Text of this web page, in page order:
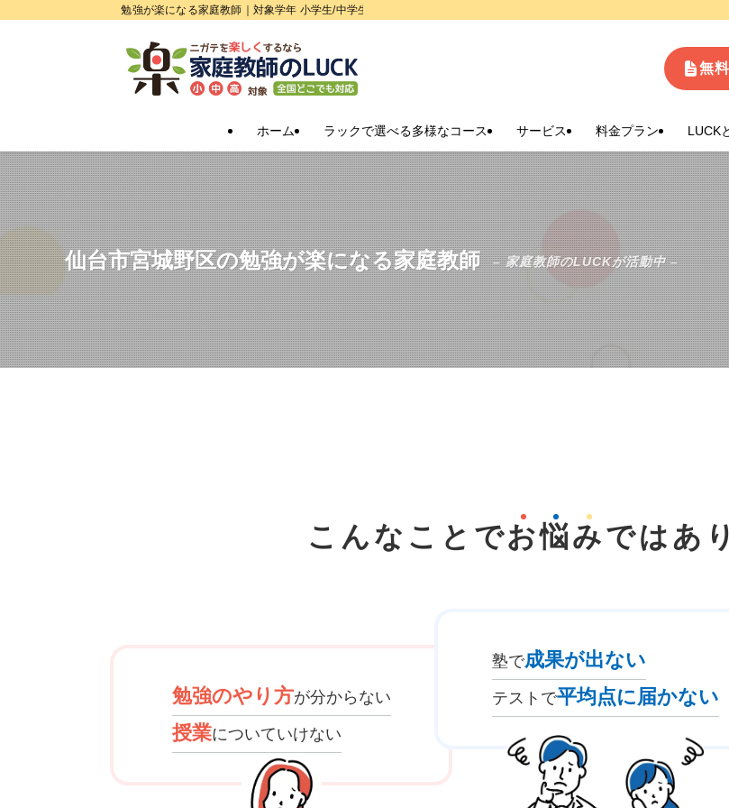
勉強が楽になる家庭教師｜対象学年 小学生/中学生/高校生
ホーム ラックで選べる多様なコース サービス 料金プラン LUCK
無
仙台市宮城野区の勉強が楽になる家庭教師 – 家庭教師のLUCKが活動中 –
こんなことでお悩みでは あ
勉強のやり方が分からない
授業についていけない
塾で成果が出ない
テストで平均点に届かない